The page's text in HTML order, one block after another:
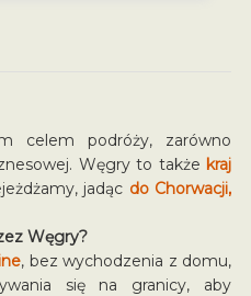
celem podróży, zarówno
Węgry to także kraj
jadąc do Chorwacji,
Węgry?
, bez wychodzenia z domu,
się na granicy, aby